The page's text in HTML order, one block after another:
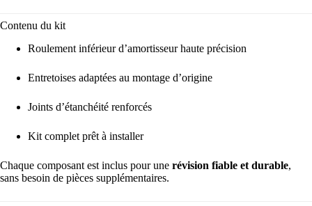
Contenu du kit
Roulement inférieur d’amortisseur haute précision
Entretoises adaptées au montage d’origine
Joints d’étanchéité renforcés
Kit complet prêt à installer
Chaque composant est inclus pour une révision fiable et durable,
sans besoin de pièces supplémentaires.